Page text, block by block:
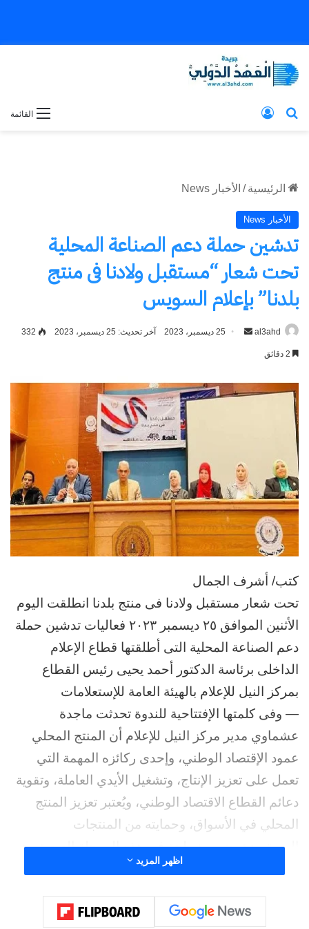
القائمة بحث عن
الرئيسية / الأخبار News
الأخبار News
تدشين حملة دعم الصناعة المحلية
تحت شعار “مستقبل ولادنا فى منتج
بلدنا” بإعلام السويس
al3ahd
أرسل 25 ديسمبر، 2023 آخر تحديث: 25 ديسمبر، 2023 332
كتب/ أشرف الجمال
تحت شعار مستقبل ولادنا فى منتج بلدنا انطلقت اليوم
الأثنين الموافق ٢٥ ديسمبر ٢٠٢٣ فعاليات تدشين حملة
دعم الصناعة المحلية التى أطلقتها قطاع الإعلام
الداخلى برئاسة الدكتور أحمد يحيى رئيس القطاع
بمركز النيل للإعلام بالهيئة العامة للإستعلامات
— وفى كلمتها الإفتتاحية للندوة تحدثت ماجدة
عشماوي مدير مركز النيل للإعلام أن المنتج المحلي
عمود الإقتصاد الوطني، وإحدى ركائزه المهمة التي
تعمل على تعزيز الإنتاج، وتشغيل الأيدي العاملة، وتقوية
دعائم القطاع الاقتصاد الوطني، ويُعتبر تعزيز المنتج
المحلي في الأسواق، وحمايته من المنتجات
المستوردة، ضرورة ملحة في هذه المرحلة الصعبة وهو
ما يتطلب من الجميع دعم وتشجيع المنتج المحلي
وتخفيض فاتورة الإستيراد
اظهر المزيد